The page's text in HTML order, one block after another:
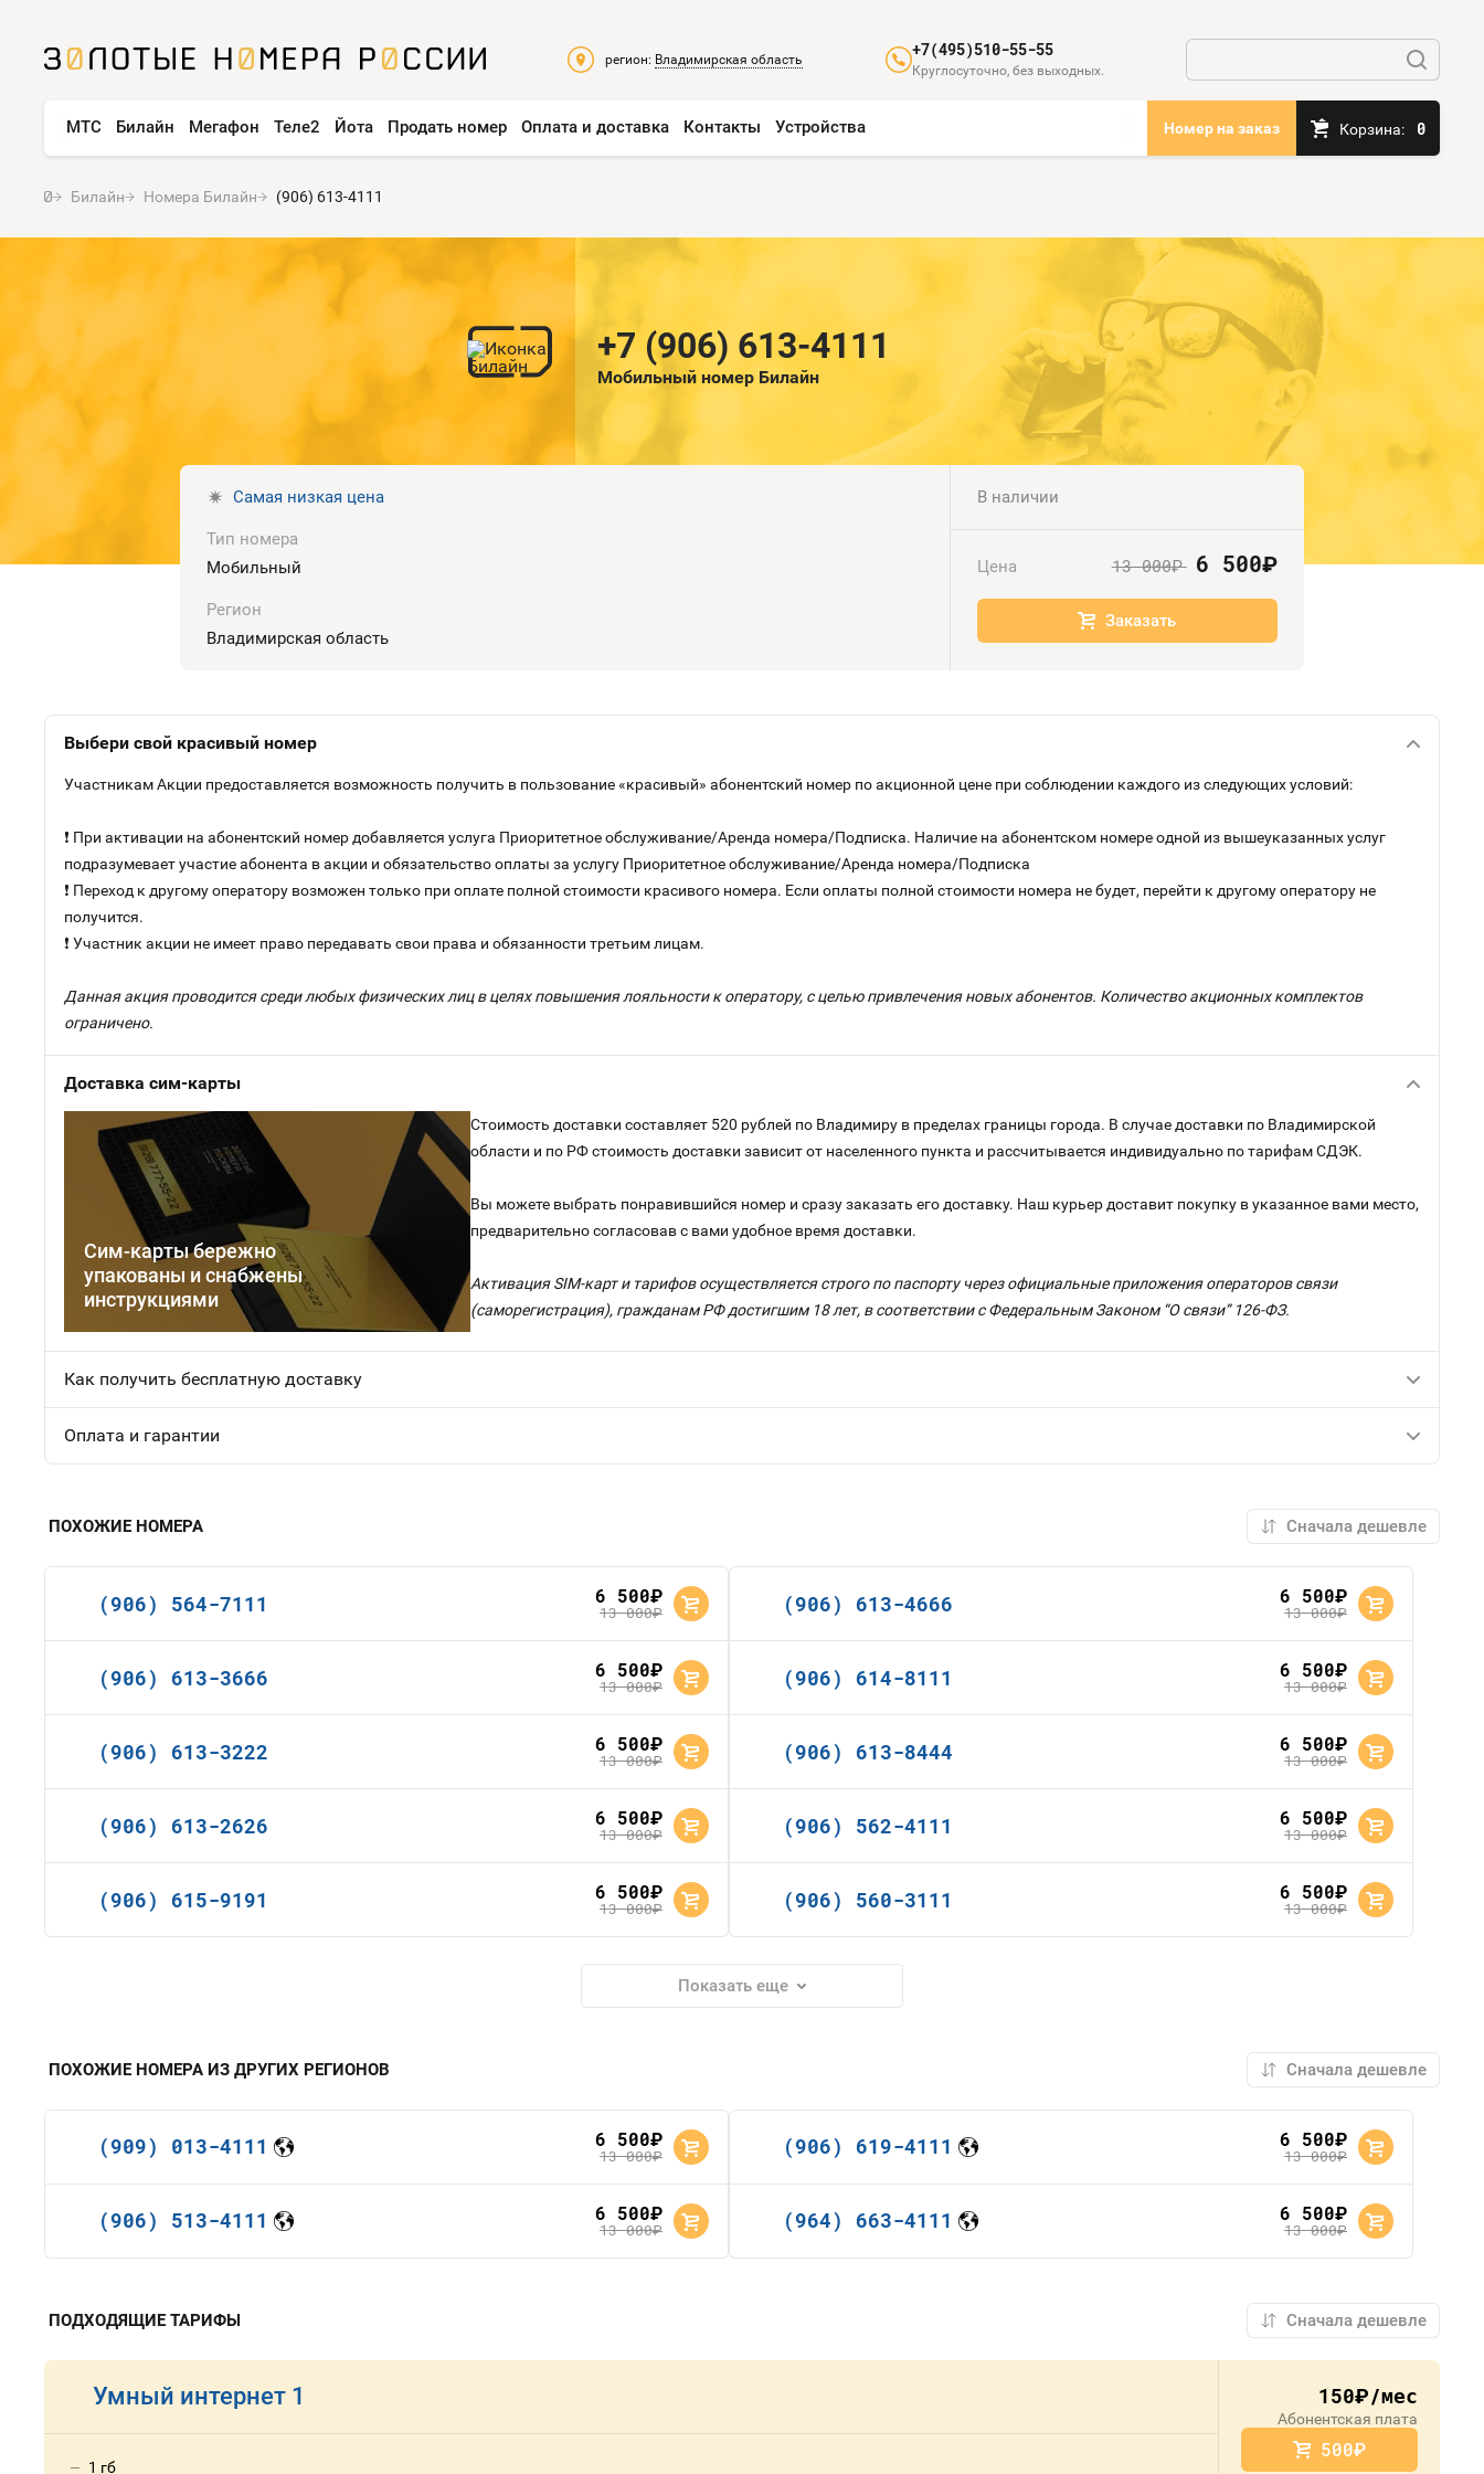
регион: Владимирская область +7(495)510-55-55
Круглосуточно, без выходных.
МТС Билайн Мегафон Теле2 Йота Продать номер Оплата и доставка Контакты Устройства Номер на заказ Корзина: 0
Билайн Номера Билайн (906) 613-4111
+7 (906) 613-4111
Мобильный номер Билайн
Самая низкая цена
Тип номера
Мобильный
Регион
Владимирская область
В наличии
Цена 13 000руб. 6 500руб.
Заказать
Выбери свой красивый номер
Участникам Акции предоставляется возможность получить в пользование «красивый» абонентский номер по акционной цене при соблюдении каждого из следующих условий:
❗ При активации на абонентский номер добавляется услуга Приоритетное обслуживание/Аренда номера/Подписка. Наличие на абонентском номере одной из вышеуказанных услуг
подразумевает участие абонента в акции и обязательство оплаты за услугу Приоритетное обслуживание/Аренда номера/Подписка
❗ Переход к другому оператору возможен только при оплате полной стоимости красивого номера. Если оплаты полной стоимости номера не будет, перейти к другому оператору не
получится.
❗ Участник акции не имеет право передавать свои права и обязанности третьим лицам.
Данная акция проводится среди любых физических лиц в целях повышения лояльности к оператору, с целью привлечения новых абонентов. Количество акционных комплектов
ограничено.
Доставка сим-карты
Сим-карты бережно
упакованы и снабжены
инструкциями
Стоимость доставки составляет 520 рублей по Владимиру в пределах границы города. В случае доставки по Владимирской
области и по РФ стоимость доставки зависит от населенного пункта и рассчитывается индивидуально по тарифам СДЭК.
Вы можете выбрать понравившийся номер и сразу заказать его доставку. Наш курьер доставит покупку в указанное вами место,
предварительно согласовав с вами удобное время доставки.
Активация SIM-карт и тарифов осуществляется строго по паспорту через официальные приложения операторов связи
(саморегистрация), гражданам РФ достигшим 18 лет, в соответствии с Федеральным Законом “О связи” 126-ФЗ.
Как получить бесплатную доставку
Оплата и гарантии
ПОХОЖИЕ НОМЕРА
(906) 564-7111 6 500руб.
13 000руб. (906) 613-4666 6 500руб.
13 000руб.
(906) 613-3666 6 500руб.
13 000руб. (906) 614-8111 6 500руб.
13 000руб.
(906) 613-3222 6 500руб.
13 000руб. (906) 613-8444 6 500руб.
13 000руб.
(906) 613-2626 6 500руб.
13 000руб. (906) 562-4111 6 500руб.
13 000руб.
(906) 615-9191 6 500руб.
13 000руб. (906) 560-3111 6 500руб.
13 000руб.
Показать еще
ПОХОЖИЕ НОМЕРА ИЗ ДРУГИХ РЕГИОНОВ
(909) 013-4111 6 500руб.
13 000руб. (906) 619-4111 6 500руб.
13 000руб.
(906) 513-4111 6 500руб.
13 000руб. (964) 663-4111 6 500руб.
13 000руб.
ПОДХОДЯЩИЕ ТАРИФЫ
Умный интернет 1
1 гб
150руб./мес
Абонентская плата
500руб.